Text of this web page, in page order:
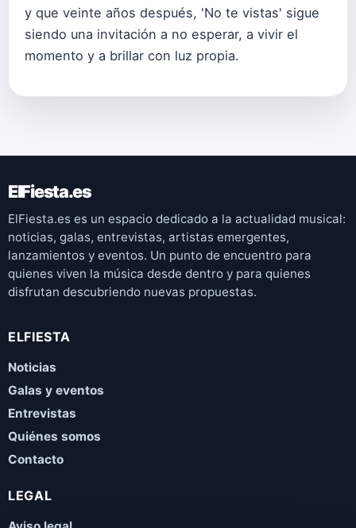
y que veinte años después, 'No te vistas' sigue
siendo una invitación a no esperar, a vivir el
momento y a brillar con luz propia.
ElFiesta.es
ElFiesta.es es un espacio dedicado a la actualidad musical:
noticias, galas, entrevistas, artistas emergentes,
lanzamientos y eventos. Un punto de encuentro para
quienes viven la música desde dentro y para quienes
disfrutan descubriendo nuevas propuestas.
ELFIESTA
Noticias
Galas y eventos
Entrevistas
Quiénes somos
Contacto
LEGAL